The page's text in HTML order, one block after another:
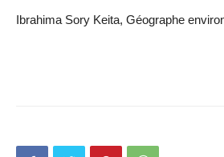
Ibrahima Sory Keita, Géographe